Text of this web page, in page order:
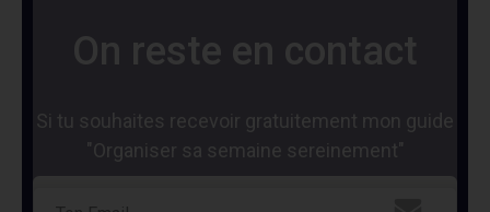
On reste en contact
Si tu souhaites recevoir gratuitement mon guide
"Organiser sa semaine sereinement"